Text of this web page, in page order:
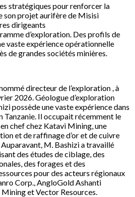
stratégiques pour renforcer la
son projet aurifère de Misisi
dirigeants
d’exploration. Des profils de
vaste expérience opérationnelle
de grandes sociétés minières.
directeur de l’exploration , à
2026. Géologue d’exploration
possède une vaste expérience dans
Tanzanie. Il occupait récemment le
chef chez Katavi Mining, une
et de raffinage d’or et de cuivre
Auparavant, M. Bashizi a travaillé
des études de ciblage, des
des forages et des
pour des acteurs régionaux
Corp., AngloGold Ashanti
et Vector Resources.